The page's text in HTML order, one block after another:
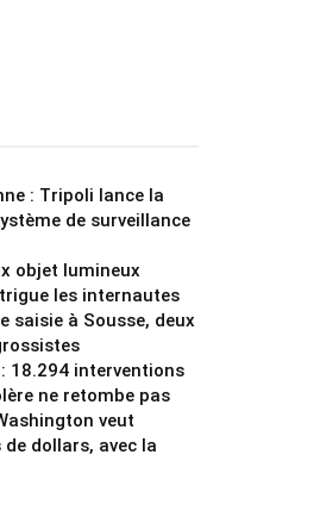
: Tripoli lance la
de surveillance
objet lumineux
les internautes
saisie à Sousse, deux
18.294 interventions
ne retombe pas
veut
dollars, avec la